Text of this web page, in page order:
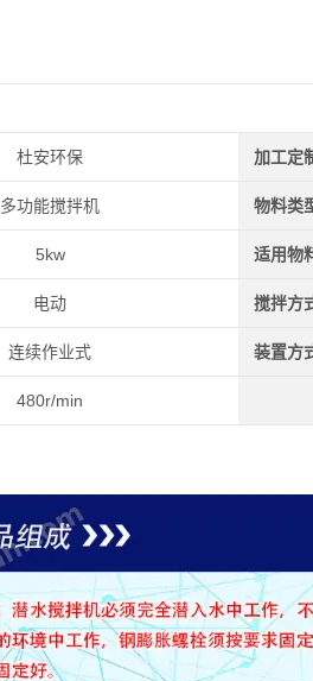
杜安环保 加工定
多功能搅拌机 物料类
5kw 适用物
电动 搅拌方
连续作业式 装置方
480r/min